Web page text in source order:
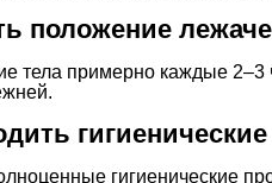
положение
тела примерно каждые
гигиенические